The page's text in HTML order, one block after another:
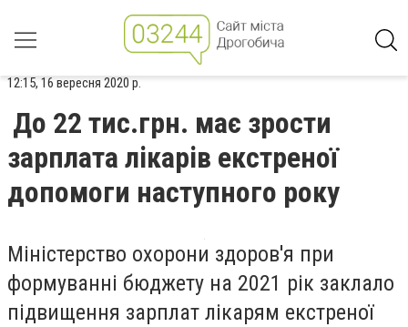
12:15, 16 вересня 2020 р.
До 22 тис.грн. має зрости
зарплата лікарів екстреної
допомоги наступного року
Міністерство охорони здоров'я при
формуванні бюджету на 2021 рік заклало
підвищення зарплат лікарям екстреної